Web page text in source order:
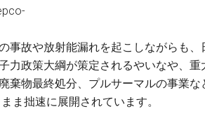
事故や放射能漏れを起こしながらも
力政策大綱が策定されるやいなや、
棄物最終処分、プルサーマルの事業
ま拙速に展開されています。